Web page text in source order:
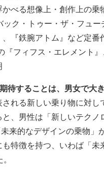
かべる想像上・創作上の
ク・トゥー・ザ・フュ
『鉄腕アトム』など定番
『フィフス・エレメント
待することは、男女で大
される新しい乗り物に対
、男性は「新しいテク
来的なデザインの乗物」
特徴を持つ、いわば「